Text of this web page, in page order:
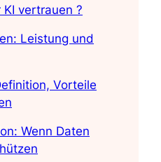
vertrauen ?
Leistung und
Vorteile
Wenn Daten